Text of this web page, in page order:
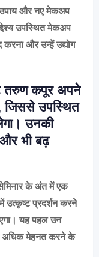
और नए मेकअप
उपस्थित मेकअप
और उन्हें उद्योग
तरुण कपूर अपने
जिससे उपस्थित
उनकी
और भी बढ़
के अंत में एक
उत्कृष्ट प्रदर्शन करने
यह पहल उन
अधिक मेहनत करने के